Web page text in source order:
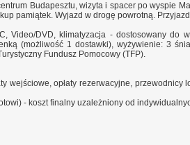
Budapesztu, wizyta i spacer po wyspie
pamiątek. Wyjazd w drogę powrotną.
Video/DVD, klimatyzacja - dostosowany
(możliwość 1 dostawki), wyżywienie: 3
Fundusz Pomocowy (TFP).
wejściowe, opłaty rezerwacyjne,
- koszt finalny uzależniony od